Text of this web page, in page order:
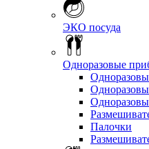
ЭКО посуда
Одноразовые
Палочки